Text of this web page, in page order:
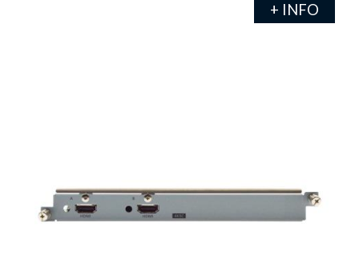
+ INFO